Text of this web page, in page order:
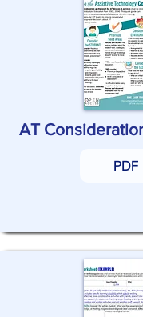
AT
PDF